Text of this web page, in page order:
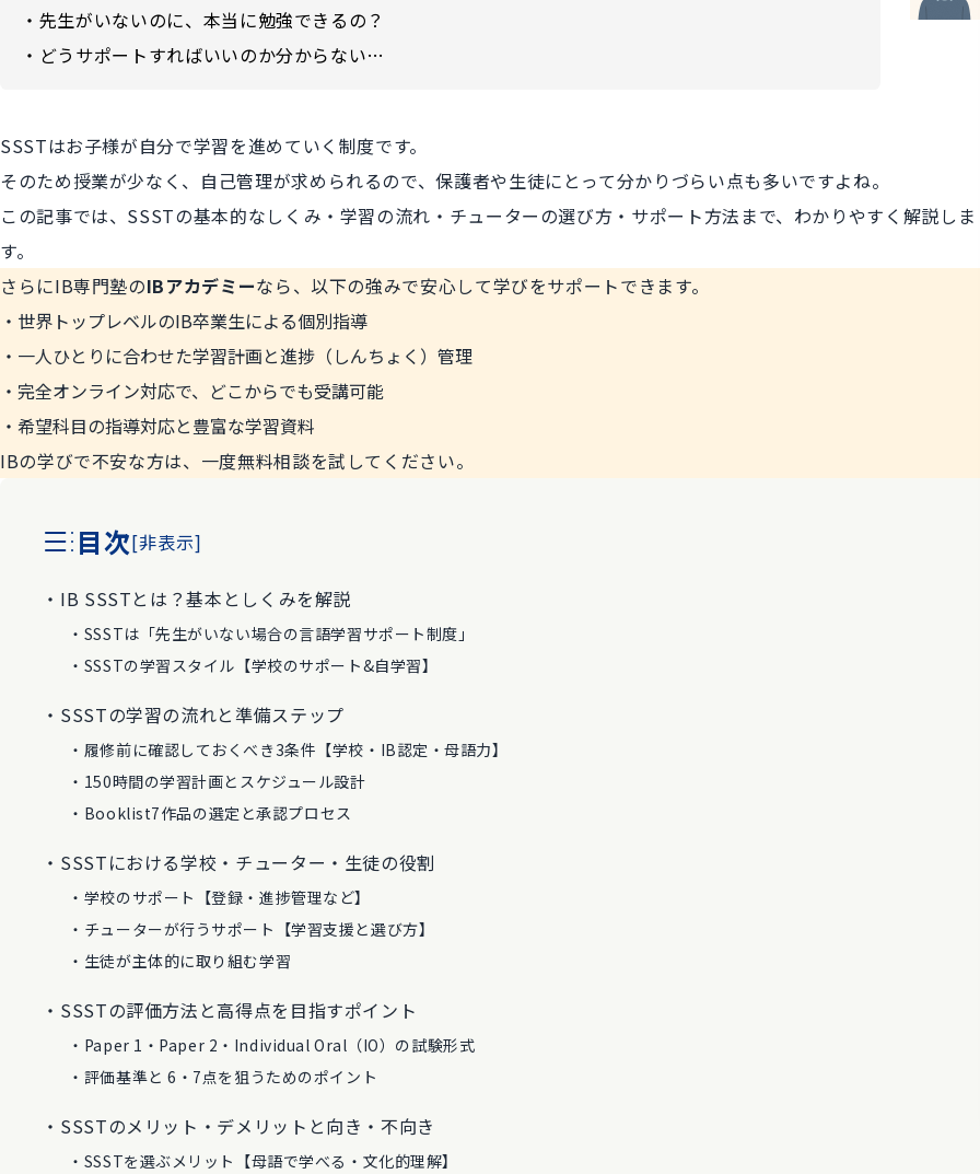
・先生がいないのに、本当に勉強できるの？
・どうサポートすればいいのか分からない…
SSSTはお子様が自分で学習を進めていく制度です。
そのため授業が少なく、自己管理が求められるので、保護者や生徒にとって分かりづらい点も多いですよね。
この記事では、SSSTの基本的なしくみ・学習の流れ・チューターの選び方・サポート方法まで、わかりやすく解説しま
す。
さらにIB専門塾のIBアカデミーなら、以下の強みで安心して学びをサポートできます。
世界トップレベルのIB卒業生による個別指導
一人ひとりに合わせた学習計画と進捗（しんちょく）管理
完全オンライン対応で、どこからでも受講可能
希望科目の指導対応と豊富な学習資料
IBの学びで不安な方は、一度無料相談を試してください。
目次[非表示]
IB SSSTとは？基本としくみを解説
SSSTは「先生がいない場合の言語学習サポート制度」
SSSTの学習スタイル【学校のサポート&自学習】
SSSTの学習の流れと準備ステップ
履修前に確認しておくべき3条件【学校・IB認定・母語力】
150時間の学習計画とスケジュール設計
Booklist7作品の選定と承認プロセス
SSSTにおける学校・チューター・生徒の役割
学校のサポート【登録・進捗管理など】
チューターが行うサポート【学習支援と選び方】
生徒が主体的に取り組む学習
SSSTの評価方法と高得点を目指すポイント
Paper 1・Paper 2・Individual Oral（IO）の試験形式
評価基準と 6・7点を狙うためのポイント
SSSTのメリット・デメリットと向き・不向き
SSSTを選ぶメリット【母語で学べる・文化的理解】